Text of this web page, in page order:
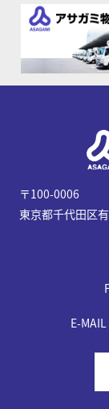
〒100-0006
東京都千代田区
E-MAIL